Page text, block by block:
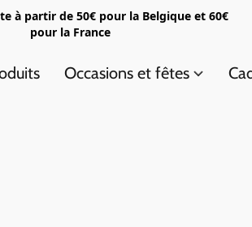
à partir de 50€ pour la Belgique et 60€
pour la France
Occasions et fêtes